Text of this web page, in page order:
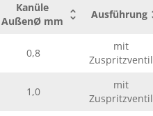
Kanüle
AußenØ mm
Ausführung
0,8
mit
Zuspritzventil
1,0
mit
Zuspritzventil